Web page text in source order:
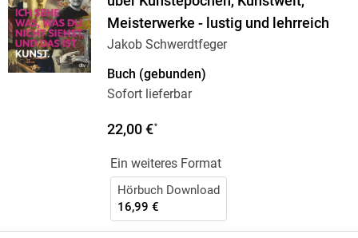
Meisterwerke - lustig und lehrreich
Jakob Schwerdtfeger
Buch (gebunden)
Sofort lieferbar
22,00 €*
Ein weiteres Format
Hörbuch Download
16,99 €